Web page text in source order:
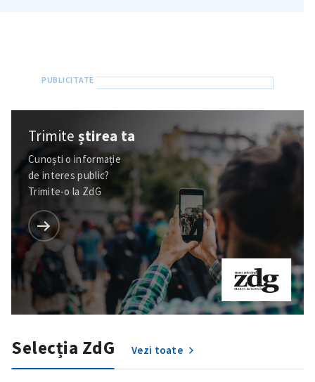
Trimite o informație
Despre ZdG
in English
на русском
Trimiteștirea ta
Cunoști o informație
de interes public?
Trimite-o la ZdG
Selecția ZdG Vezi toate